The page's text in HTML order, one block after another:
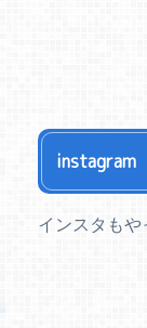
instagram
インスタもや